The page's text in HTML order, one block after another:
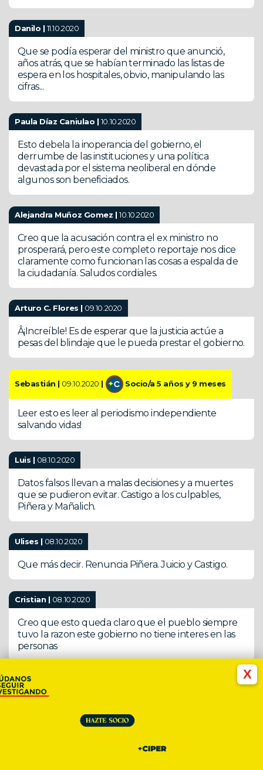
X
Danilo |11.10.2020
Que se podía esperar del ministro que anunció,
años atrás, que se habían terminado las listas de
espera en los hospitales, obvio, manipulando las
cifras...
Paula Díaz Caniulao |10.10.2020
Esto debela la inoperancia del gobierno, el
derrumbe de las instituciones y una política
devastada por el sistema neoliberal en dónde
algunos son beneficiados.
Alejandra Muñoz Gomez |10.10.2020
Creo que la acusación contra el ex ministro no
prosperará, pero este completo reportaje nos dice
claramente como funcionan las cosas a espalda de
la ciudadanía. Saludos cordiales.
Arturo C. Flores | 09.10.2020
Â¡Increíble! Es de esperar que la justicia actúe a
pesas del blindaje que le pueda prestar el gobierno.
Sebastián | 09.10.2020 | Socio/a 5 años y 9 meses
Leer esto es leer al periodismo independiente
salvando vidas!
Luis | 08.10.2020
Datos falsos llevan a malas decisiones y a muertes
que se pudieron evitar. Castigo a los culpables,
Piñera y Mañalich.
Ulises | 08.10.2020
Que más decir. Renuncia Piñera. Juicio y Castigo.
Cristian | 08.10.2020
Creo que esto queda claro que el pueblo siempre
tuvo la razon este gobierno no tiene interes en las
personas